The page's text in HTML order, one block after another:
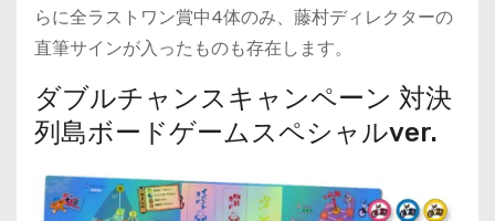
らに全ラストワン賞中4体のみ、藤村ディレクターの
直筆サインが入ったものも存在します。
ダブルチャンスキャンペーン 対決
列島ボードゲームスペシャルver.